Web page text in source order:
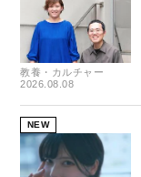
教養・カルチャー
2026.08.08
NEW